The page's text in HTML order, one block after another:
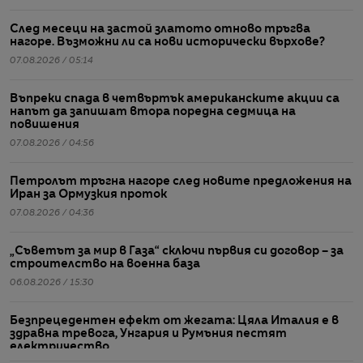
След месеци на застой златото отново тръгва
нагоре. Възможни ли са нови исторически върхове?
07.08.2026 / 05:14
Въпреки спада в четвъртък американските акции са
напът да запишат втора поредна седмица на
повишения
07.08.2026 / 04:56
Петролът тръгна нагоре след новите предложения на
Иран за Ормузкия проток
07.08.2026 / 04:36
„Съветът за мир в Газа“ сключи първия си договор – за
строителство на военна база
06.08.2026 / 15:30
Безпрецедентен ефект от жегата: Цяла Италия е в
здравна тревога, Унгария и Румъния пестят
електричество